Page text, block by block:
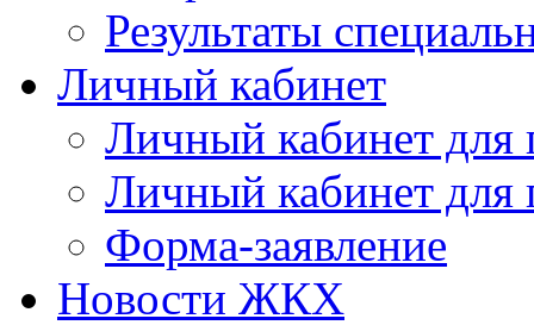
Результаты
Личный кабинет
Личный кабинет
Личный кабинет
Форма-заявление
Новости ЖКХ